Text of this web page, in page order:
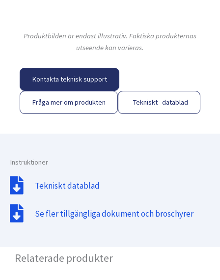
Produktbilden är endast illustrativ. Faktiska produkternas
utseende kan varieras.
Kontakta teknisk support
Fråga mer om produkten Tekniskt datablad
Instruktioner
Tekniskt datablad
Se fler tillgängliga dokument och broschyrer
Relaterade produkter